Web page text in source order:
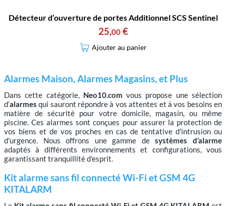
Détecteur d’ouverture de portes Additionnel SCS Sentinel
25,00 €
Ajouter au panier
Alarmes Maison, Alarmes Magasins, et Plus
Dans cette catégorie, Neo10.com vous propose une sélection
d’alarmes qui sauront répondre à vos attentes et à vos besoins en
matière de sécurité pour votre domicile, magasin, ou même
piscine. Ces alarmes sont conçues pour assurer la protection de
vos biens et de vos proches en cas de tentative d'intrusion ou
d'urgence. Nous offrons une gamme desystèmes d’alarme
adaptés à différents environnements et configurations, vous
garantissant tranquillité d'esprit.
Kit alarme sans fil connecté Wi-Fi et GSM 4G
KITALARM